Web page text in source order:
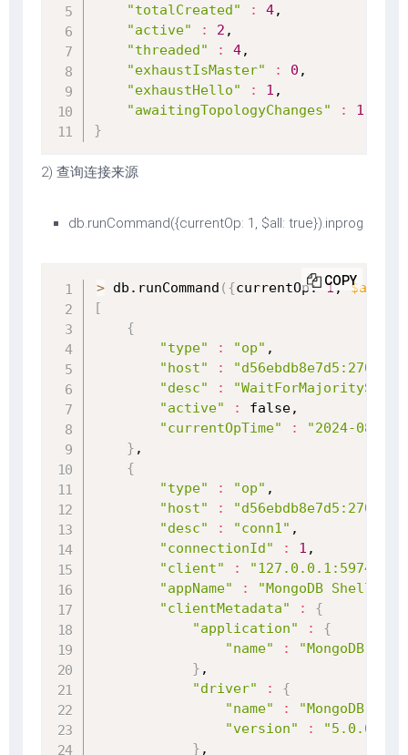
"totalCreated"
: 4,
"active"
: 2 ,
"threaded"
: 4,
"exhaustIsMaster"
: 0 ,
"exhaustHello"
: 1 ,
"awaitingTopologyChanges"
:
1
}
2) 查询连接来源
db.runCommand({currentOp: 1, $all: true}).inprog
> db.runCommand ( {currentOp: 1, $all
[
{
"type"
: "op" ,
"host"
: "d56ebdb8e7d5:27017"
"desc"
:
"active"
:
false,
"currentOpTime"
:
"2024-08-
} ,
{
"type"
: "op" ,
"host"
: "d56ebdb8e7d5:27017"
"desc"
: "conn1" ,
"connectionId"
: 1 ,
"client"
: "127.0.0.1:59746"
"appName"
: "MongoDB Shell"
"clientMetadata"
:
{
"application"
:
{
"name"
:
"MongoDB
} ,
"driver"
:
{
"name"
:
"MongoDB
"version"
:
"5.0.6"
} ,
COPY